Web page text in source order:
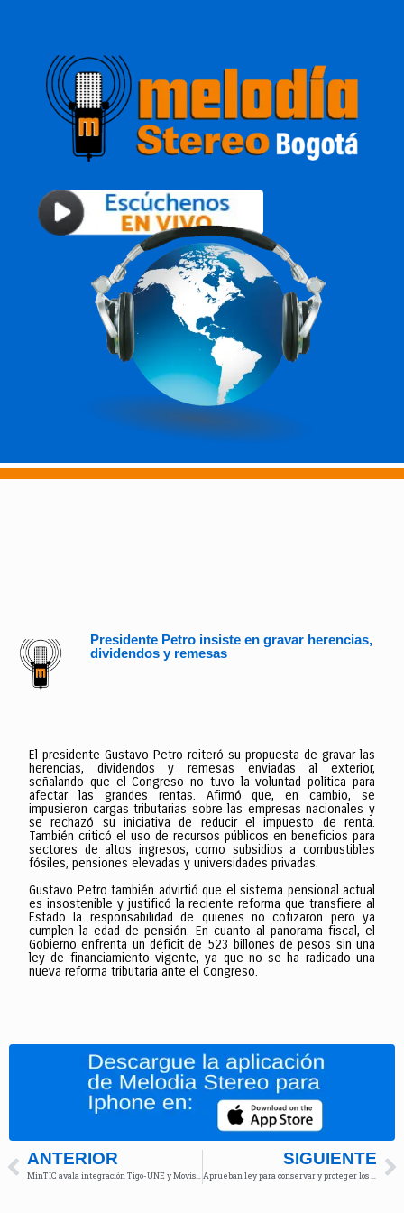
Presidente Petro insiste en gravar herencias,
dividendos y remesas
El presidente Gustavo Petro reiteró su propuesta de gravar las
herencias, dividendos y remesas enviadas al exterior,
señalando que el Congreso no tuvo la voluntad política para
afectar las grandes rentas. Afirmó que, en cambio, se
impusieron cargas tributarias sobre las empresas nacionales y
se rechazó su iniciativa de reducir el impuesto de renta.
También criticó el uso de recursos públicos en beneficios para
sectores de altos ingresos, como subsidios a combustibles
fósiles, pensiones elevadas y universidades privadas.
Gustavo Petro también advirtió que el sistema pensional actual
es insostenible y justificó la reciente reforma que transfiere al
Estado la responsabilidad de quienes no cotizaron pero ya
cumplen la edad de pensión. En cuanto al panorama fiscal, el
Gobierno enfrenta un déficit de 523 billones de pesos sin una
ley de financiamiento vigente, ya que no se ha radicado una
nueva reforma tributaria ante el Congreso.
ANTERIOR SIGUIENTE